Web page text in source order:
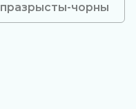
празрысты-чорны